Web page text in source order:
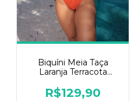
Biquíni Meia Taça
Laranja Terracota
R$129,90